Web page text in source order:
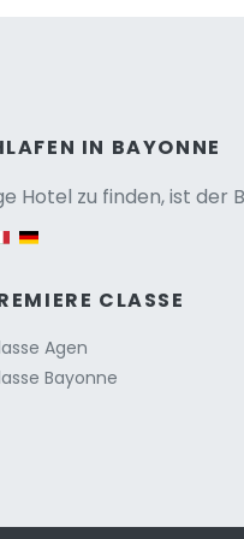
IN BAYONNE
Hotel zu finden, ist der
CLASSE
Agen
Bayonne